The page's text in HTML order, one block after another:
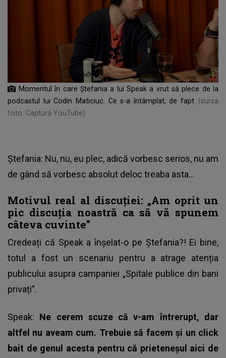
Momentul în care Ștefania a lui Speak a vrut să plece de la
podcastul lui Codin Maticiuc. Ce s-a întâmplat, de fapt (sursa
foto: Captură YouTube)
Ștefania: Nu, nu, eu plec, adică vorbesc serios, nu am
de gând să vorbesc absolut deloc treaba asta...
Motivul real al discuției: „Am oprit un
pic discuția noastră ca să vă spunem
câteva cuvinte”
Credeați că Speak a înșelat-o pe Ștefania?! Ei bine,
totul a fost un scenariu pentru a atrage atenția
publicului asupra campaniei „Spitale publice din bani
privați”.
Speak: Ne cerem scuze că v-am întrerupt, dar
altfel nu aveam cum. Trebuie să facem și un click
bait de genul acesta pentru că prieteneșul aici de